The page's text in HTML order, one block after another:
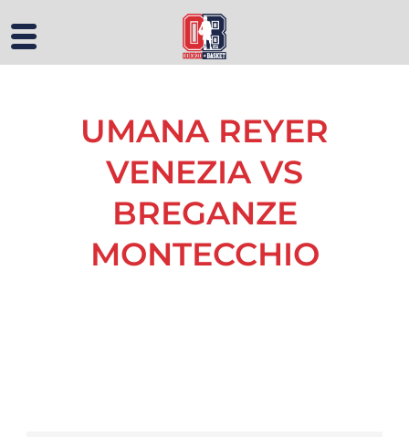
UMANA REYER
VENEZIA VS
BREGANZE
MONTECCHIO